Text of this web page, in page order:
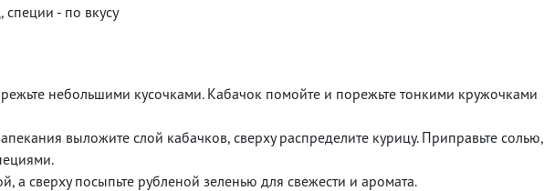
- по вкусу
небольшими кусочками. Кабачок помойте и порежьте тонкими кружочками
выложите слой кабачков, сверху распределите курицу. Приправьте солью,
а сверху посыпьте рубленой зеленью для свежести и аромата.